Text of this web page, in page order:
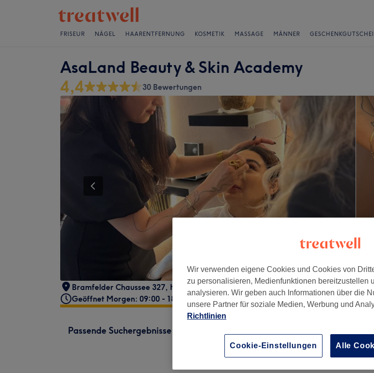
FRISEUR NÄGEL HAARENTFERNUNG KOSMETIK MASSAGE MÄNNER
AsaLand Beauty & Skin Academy
4,4 30 Bewertungen
Bramfelder Chaussee 327, Hamburg, 22177
Geöffnet Morgen: 09:00 - 18:30
Passende Suchergebnisse
1 Std. 30 Min.Details anzeigen
Wir verwenden eigene Cookies und Cookies von
zu personalisieren, Medienfunktionen bereitzustellen
analysieren. Wir geben auch Informationen über die
unsere Partner für soziale Medien, Werbung und
Richtlinien
Cookie-Einstellungen Alle